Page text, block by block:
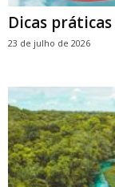
Dicas
23 de julho de 2026